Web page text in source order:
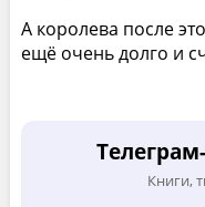
А королева после
ещё очень долго и
Книги,